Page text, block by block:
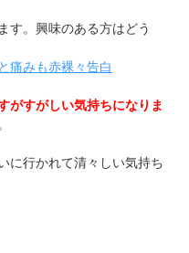
す。興味のある方はどう
痛みも赤裸々告白
がすがしい気持ちになりま
に行かれて清々しい気持ち